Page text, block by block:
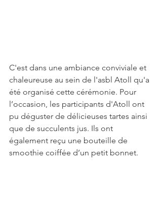
C'est dans une ambiance conviviale et
chaleureuse au sein de l'asbl Atoll qu'a
été organisé cette cérémonie. Pour
l’occasion, les participants d'Atoll ont
pu déguster de délicieuses tartes ainsi
que de succulents jus. Ils ont
également reçu une bouteille de
smoothie coiffée d’un petit bonnet.